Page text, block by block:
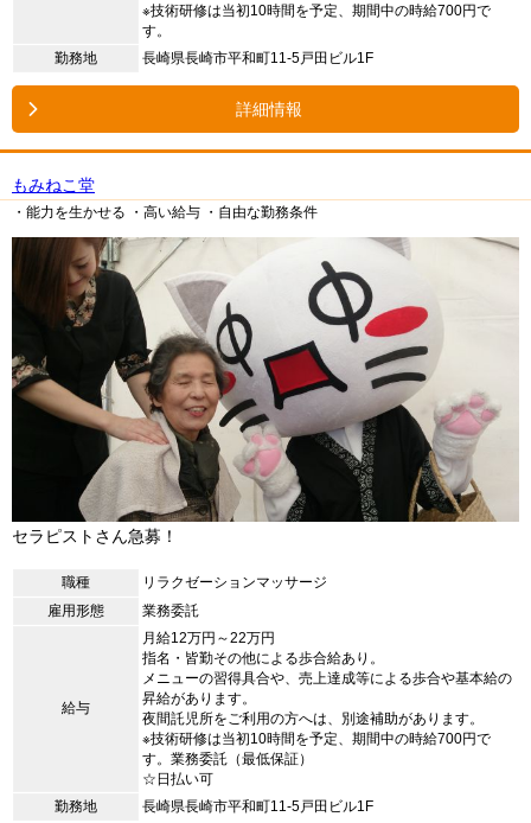
※技術研修は当初10時間を予定、期間中の時給700円で
す。
勤務地
長崎県長崎市平和町11-5戸田ビル1F
詳細情報
もみねこ堂
・能力を生かせる ・高い給与 ・自由な勤務条件
セラピストさん急募！
職種
リラクゼーションマッサージ
雇用形態
業務委託
給与
月給12万円～22万円
指名・皆勤その他による歩合給あり。
メニューの習得具合や、売上達成等による歩合や基本給の
昇給があります。
夜間託児所をご利用の方へは、別途補助があります。
※技術研修は当初10時間を予定、期間中の時給700円で
す。業務委託（最低保証）
☆日払い可
勤務地
長崎県長崎市平和町11-5戸田ビル1F